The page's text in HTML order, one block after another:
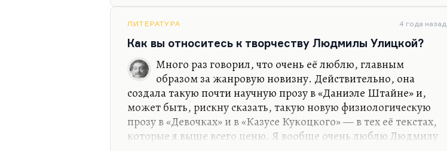
самопожертвования, вообще научное отношение к феномену
человека,— оно — редкий и прекрасный случай — привело к
большой формальной новизне, к очень интересной жанровой
эволюции.
В чем принципиальная…
ЛИТЕРАТУРА 4 года назад
Как вы относитесь к творчеству Людмилы Улицкой?
Много раз говорил, что очень её люблю, главным
образом за жанровую новизну. Действительно, она
создала такую почти научную прозу в «Даниэле Штайне» и,
может быть, рискну сказать, такую новую физиологическую
прозу в «Девочках» и в «Казусе Кукоцкого» — в тех её текстах,
которые я выше всего ценю. Я вообще очень люблю Людмилу